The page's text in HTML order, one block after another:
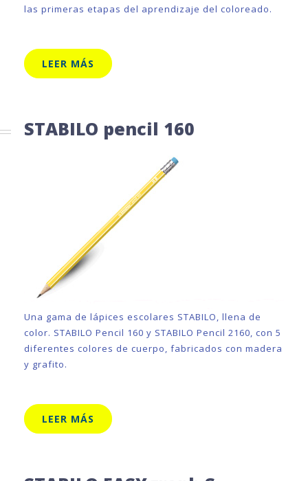
las primeras etapas del aprendizaje del coloreado.
LEER MÁS
STABILO pencil 160
Una gama de lápices escolares STABILO, llena de
color. STABILO Pencil 160 y STABILO Pencil 2160, con 5
diferentes colores de cuerpo, fabricados con madera
y grafito.
LEER MÁS